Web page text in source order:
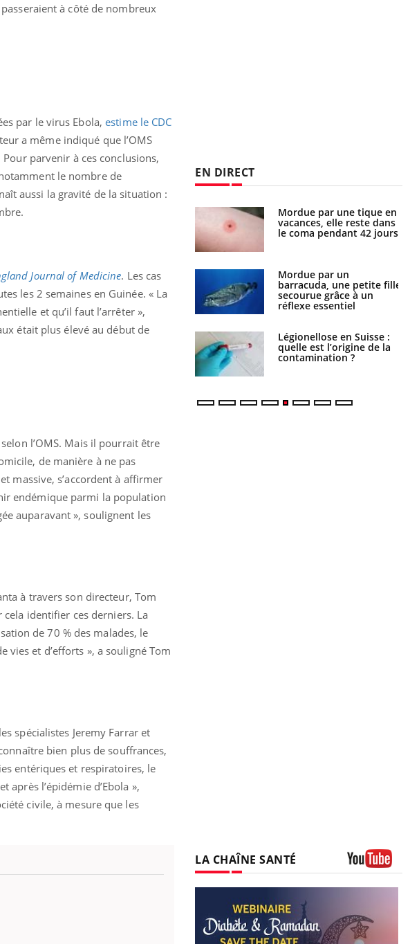
à côté de nombreux
par le virus Ebola,estime le CDC
a même indiqué que l’OMS
parvenir à ces conclusions,
le nombre de
aussi la gravité de la situation :
Journal of Medicine. Les cas
les 2 semaines en Guinée. « La
et qu’il faut l’arrêter »,
était plus élevé au début de
l’OMS. Mais il pourrait être
de manière à ne pas
massive, s’accordent à affirmer
endémique parmi la population
auparavant », soulignent les
à travers son directeur, Tom
identifier ces derniers. La
de 70 % des malades, le
et d’efforts », a souligné Tom
spécialistes Jeremy Farrar et
bien plus de souffrances,
entériques et respiratoires, le
l’épidémie d’Ebola »,
civile, à mesure que les
EN DIRECT
Mordue par une tique en
vacances, elle reste dans
le coma pendant 42 jours
Mordue par un
barracuda, une petite fille
secourue grâce à un
réflexe essentiel
Légionellose en Suisse :
quelle est l’origine de la
contamination ?
Allergies alimentaires :
une nouvelle arme contre
les réactions sévères
Comment gérer le
sommeil des enfants en
vacances ?
Bilan prévention : ce que
les kinés pourront
bientôt faire
LA CHAÎNE SANTÉ